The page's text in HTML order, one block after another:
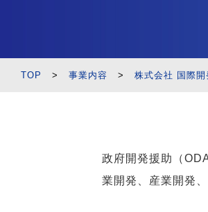
TOP > 事業内容 > 株式会社 国際開
政府開発援助（
業開発、産業開発